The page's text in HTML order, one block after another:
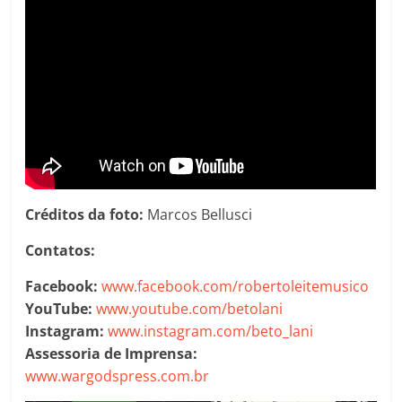
Créditos da foto: Marcos Bellusci
Contatos:
Facebook:www.facebook.com/robertoleitemusico
YouTube:www.youtube.com/betolani
Instagram:www.instagram.com/beto_lani
Assessoria de Imprensa:
www.wargodspress.com.br